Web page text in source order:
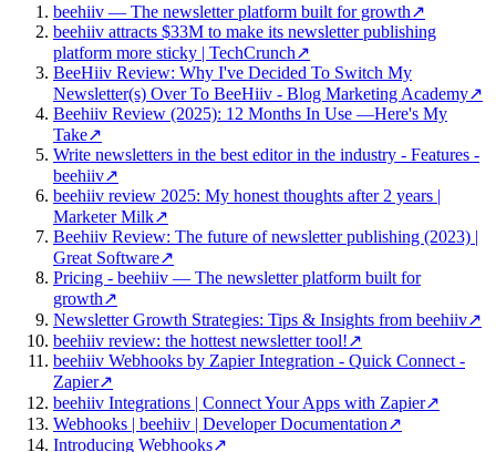
beehiiv — The newsletter platform built for growth↗
beehiiv attracts $33M to make its newsletter publishing
platform more sticky | TechCrunch↗
BeeHiiv Review: Why I've Decided To Switch My
Newsletter(s) Over To BeeHiiv - Blog Marketing Academy↗
Beehiiv Review (2025): 12 Months In Use —Here's My
Take↗
Write newsletters in the best editor in the industry - Features -
beehiiv↗
beehiiv review 2025: My honest thoughts after 2 years |
Marketer Milk↗
Beehiiv Review: The future of newsletter publishing (2023) |
Great Software↗
Pricing - beehiiv — The newsletter platform built for
growth↗
Newsletter Growth Strategies: Tips & Insights from beehiiv↗
beehiiv review: the hottest newsletter tool!↗
beehiiv Webhooks by Zapier Integration - Quick Connect -
Zapier↗
beehiiv Integrations | Connect Your Apps with Zapier↗
Webhooks | beehiiv | Developer Documentation↗
Introducing Webhooks↗